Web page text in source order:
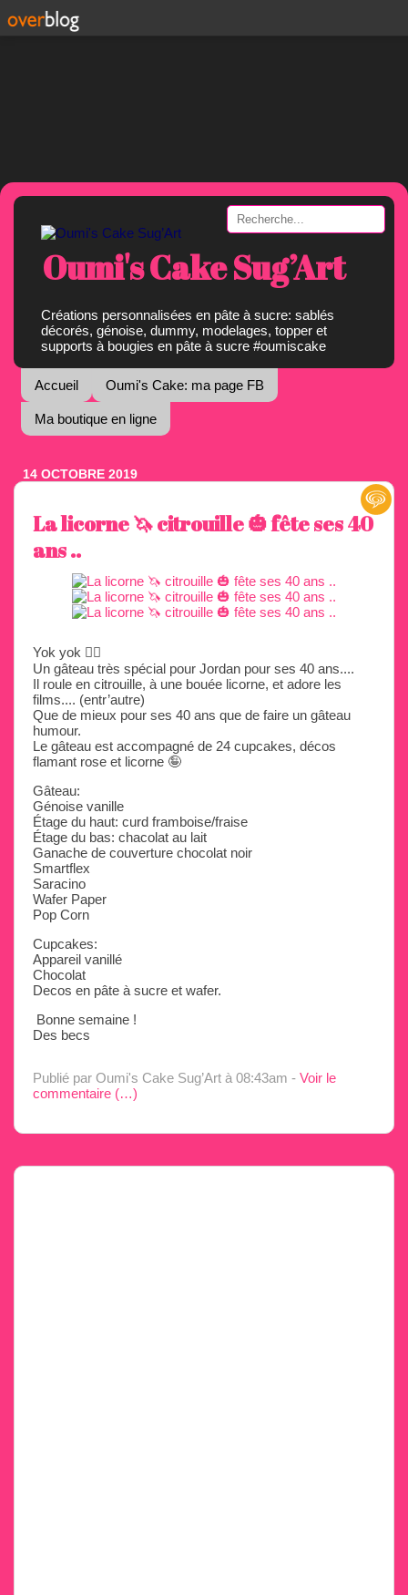
Oumi's Cake Sug’Art
Créations personnalisées en pâte à sucre: sablés
décorés, génoise, dummy, modelages, topper et
supports à bougies en pâte à sucre #oumiscake
Accueil Oumi's Cake: ma page FB
Ma boutique en ligne
14 OCTOBRE 2019
La licorne 🦄 citrouille 🎃 fête ses 40
ans ..
Yok yok 🖐🏼
Un gâteau très spécial pour Jordan pour ses 40 ans....
Il roule en citrouille, à une bouée licorne, et adore les
films.... (entr’autre)
Que de mieux pour ses 40 ans que de faire un gâteau
humour.
Le gâteau est accompagné de 24 cupcakes, décos
flamant rose et licorne 🤪
Gâteau:
Génoise vanille
Étage du haut: curd framboise/fraise
Étage du bas: chacolat au lait
Ganache de couverture chocolat noir
Smartflex
Saracino
Wafer Paper
Pop Corn
Cupcakes:
Appareil vanillé
Chocolat
Decos en pâte à sucre et wafer.
Bonne semaine !
Des becs
Publié par Oumi's Cake Sug’Art à 08:43am - Voir le
commentaire (…)